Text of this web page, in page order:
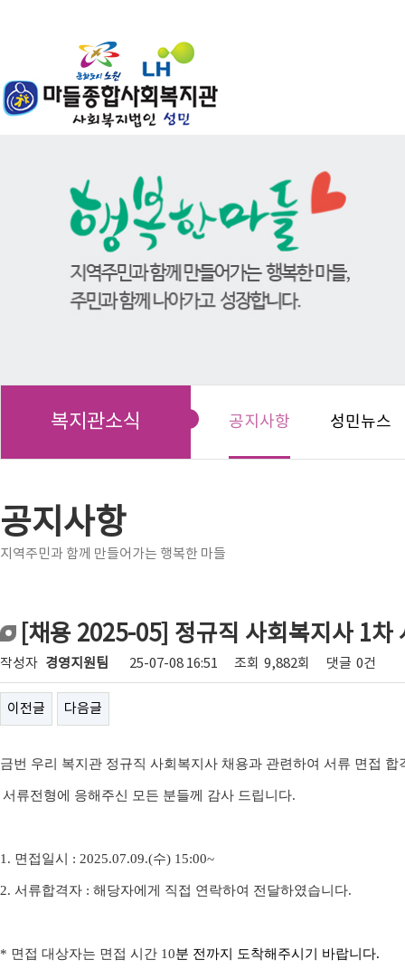
복지관소식 공지사항 성민뉴스
공지사항
지역주민과 함께 만들어가는 행복한 마들
[채용 2025-05] 정규직 사회복지사 1차
작성자 경영지원팀 25-07-08 16:51 조회 9,882회 댓글 0건
이전글 다음글
금번 우리 복지관 정규직 사회복지사 채용과 관련하여 서류 면접 합
서류전형에 응해주신 모든 분들께 감사 드립니다.
1. 면접일시 : 2025.07.09.(수) 15:00~
2. 서류합격자 : 해당자에게 직접 연락하여 전달하였습니다.
* 면접 대상자는 면접 시간 10분 전까지 도착해주시기 바랍니다.